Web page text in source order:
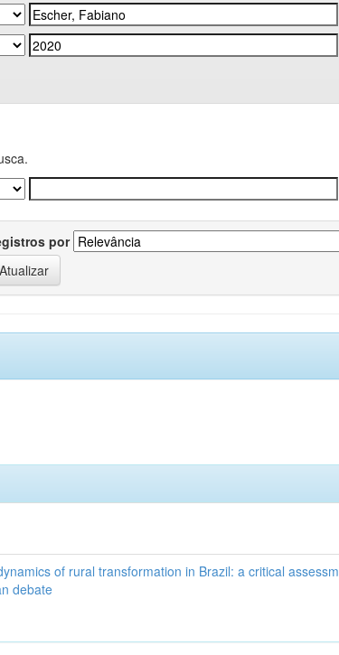
por
of rural transformation in Brazil: a critical
debate